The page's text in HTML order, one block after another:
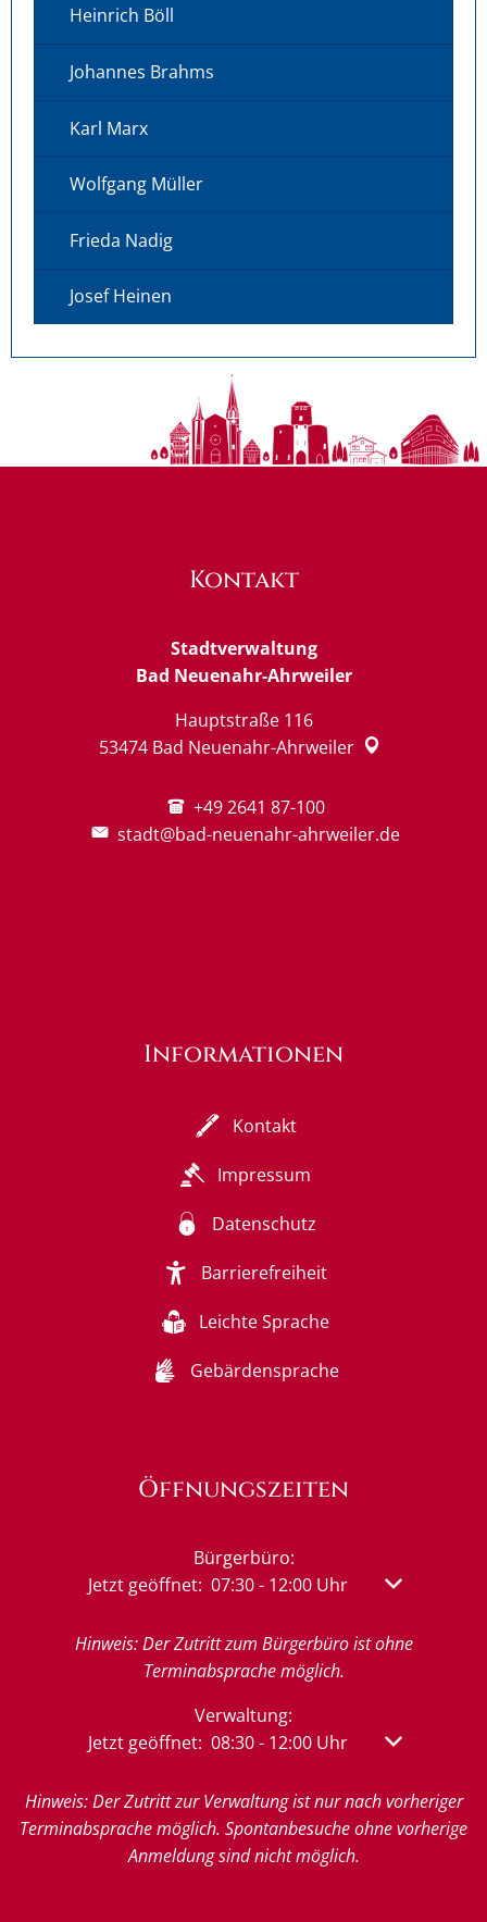
Heinrich Böll
Johannes Brahms
Karl Marx
Wolfgang Müller
Frieda Nadig
Josef Heinen
Kontakt
Stadtverwaltung
Bad Neuenahr-Ahrweiler
Hauptstraße 116
53474 Bad Neuenahr-Ahrweiler
+49 2641 87-100
stadt@bad-neuenahr-ahrweiler.de
Informationen
Kontakt
Impressum
Datenschutz
Barrierefreiheit
Leichte Sprache
Gebärdensprache
Öffnungszeiten
Bürgerbüro:
Klicken, um weitere Öffnungs- oder
Jetzt geöffnet: 07:30- 12:00Uhr Von 07:30
Hinweis: Der Zutritt zum Bürgerbüro ist ohne
Terminabsprache möglich.
Verwaltung:
Klicken, um weitere Öffnungs- oder
Jetzt geöffnet: 08:30- 12:00Uhr Von 08:30
Hinweis: Der Zutritt zur Verwaltung ist nur nach vorheriger
Terminabsprache möglich. Spontanbesuche ohne vorherige
Anmeldung sind nicht möglich.